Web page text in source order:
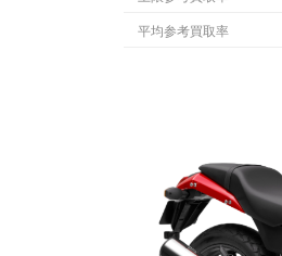
平均参考買取率